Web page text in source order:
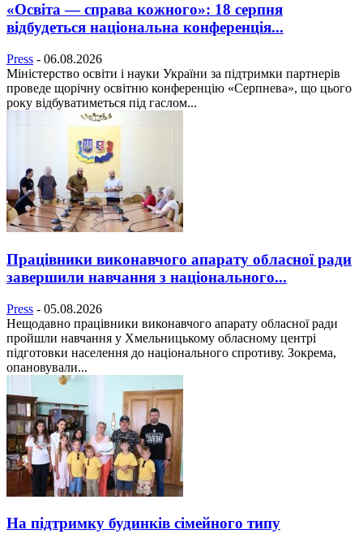
«Освіта — справа кожного»: 18 серпня
відбудеться національна конференція...
Press - 06.08.2026
Міністерство освіти і науки України за підтримки партнерів
проведе щорічну освітню конференцію «Серпнева», що цього
року відбуватиметься під гаслом...
Працівники виконавчого апарату обласної ради
завершили навчання з національного...
Press - 05.08.2026
Нещодавно працівники виконавчого апарату обласної ради
пройшли навчання у Хмельницькому обласному центрі
підготовки населення до національного спротиву. Зокрема,
опановували...
На підтримку будинків сімейного типу